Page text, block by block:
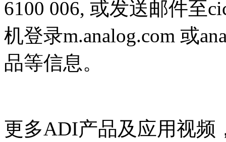
6100 006, 或发送邮件至
机登录m.analog.com 或
品等信息。
更多ADI产品及应用视频